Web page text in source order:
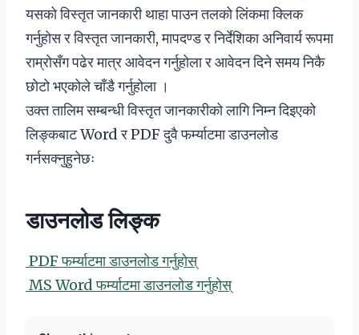
यसको विस्तृत जानकारी थाहा पाउन तलको लिंकमा क्लिक
गर्नुहोस र विस्तृत जानकारी, मापदण्ड र निर्देशिका अनिवार्य रूपमा
राम्रोसँग पढेर मात्र आवेदन गर्नुहोला र आवेदन दिने समय निकै
छोटो भएकोले चाँडै गर्नुहोला ।
उक्त तालिम सम्बन्धी विस्तृत जानकारीको लागि निम्न दिइएको
लिङ्कबाट Word र PDF दुवै फर्म्याटमा डाउनलोड
गर्नसक्नुहुनेछः
डाउनलोड लिङ्क
PDF फर्म्याटमा डाउनलोड गर्नुहोस्
MS Word फर्म्याटमा डाउनलोड गर्नुहोस्